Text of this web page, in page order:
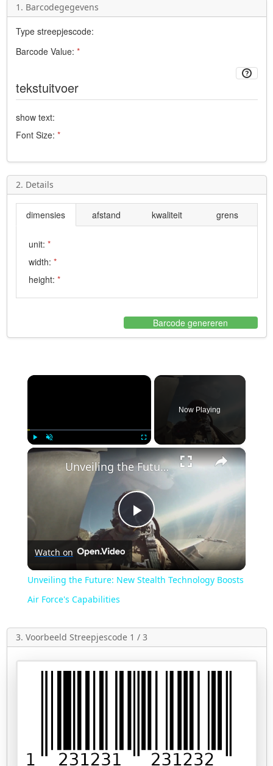
1. Barcodegegevens
Type streepjescode:
Barcode Value: *
tekstuitvoer
show text:
Font Size: *
2. Details
dimensies afstand kwaliteit grens
unit: *
width: *
height: *
Barcode genereren
×
Play Unmute
Now Playing
×
Play
Video
Unveiling the Future: New Stealth Technology Boosts Air Force's Capabilities
Watch on
Unveiling the Future: New Stealth Technology Boosts
Air Force's Capabilities
3. Voorbeeld Streepjescode 1 / 3